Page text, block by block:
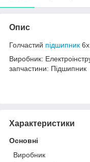
Опис
Голчастий підшипник
Виробник:
запчастини: Підшипник
Характеристики
Основні
Виробник